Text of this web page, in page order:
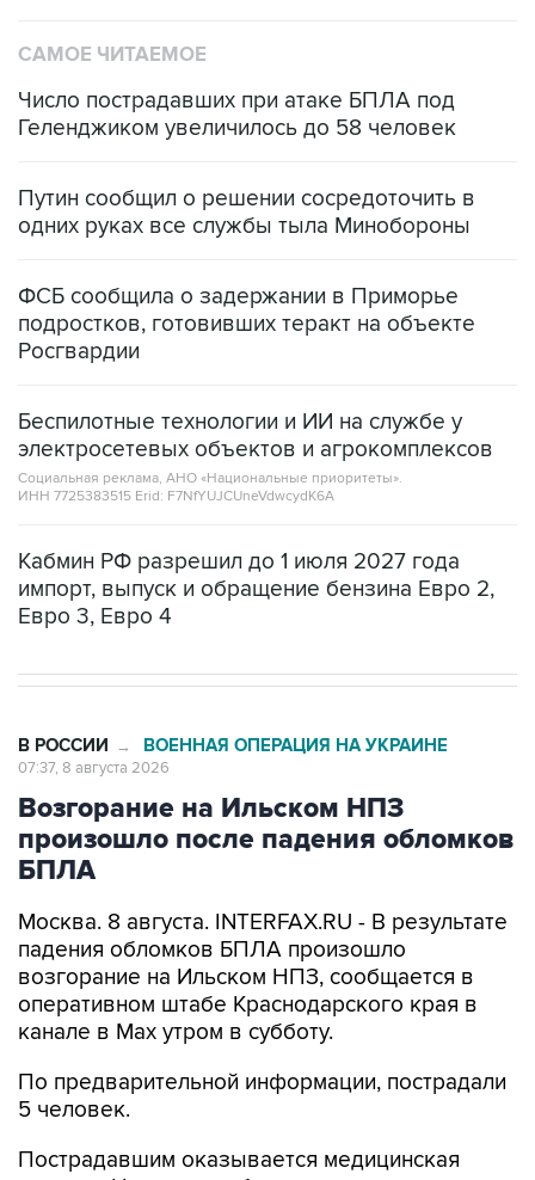
САМОЕ ЧИТАЕМОЕ
Число пострадавших при атаке БПЛА под
Геленджиком увеличилось до 58 человек
Путин сообщил о решении сосредоточить в
одних руках все службы тыла Минобороны
ФСБ сообщила о задержании в Приморье
подростков, готовивших теракт на объекте
Росгвардии
Беспилотные технологии и ИИ на службе у
электросетевых объектов и агрокомплексов
Социальная реклама, АНО «Национальные приоритеты».
ИНН 7725383515 Erid: F7NfYUJCUneVdwcydK6A
Кабмин РФ разрешил до 1 июля 2027 года
импорт, выпуск и обращение бензина Евро 2,
Евро 3, Евро 4
В РОССИИ → ВОЕННАЯ ОПЕРАЦИЯ НА УКРАИНЕ
07:37, 8 августа 2026
Возгорание на Ильском НПЗ
произошло после падения обломков
БПЛА
Москва. 8 августа. INTERFAX.RU - В результате
падения обломков БПЛА произошло
возгорание на Ильском НПЗ, сообщается в
оперативном штабе Краснодарского края в
канале в Max утром в субботу.
По предварительной информации, пострадали
5 человек.
Пострадавшим оказывается медицинская